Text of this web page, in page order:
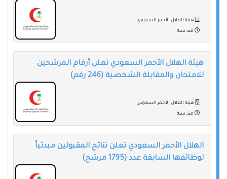
هيئة الهلال الأحمر السعودي
منذ سنة
هيئة الهلال الأحمر السعودي تعلن أرقام المرشحين
للامتحان والمقابلة الشخصية (246 رقم)
هيئة الهلال الأحمر السعودي
منذ سنة
الهلال الأحمر السعودي تعلن نتائج المقبولين مبدئياً
لوظائفها السابقة عدد (1795 مرشح)